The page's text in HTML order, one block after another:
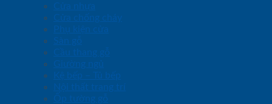
Cửa nhựa
Cửa chống cháy
Phụ kiện cửa
Sàn gỗ
Cầu thang gỗ
Giường ngủ
Kệ bếp – Tủ bếp
Nội thất trang trí
Ốp tường gỗ